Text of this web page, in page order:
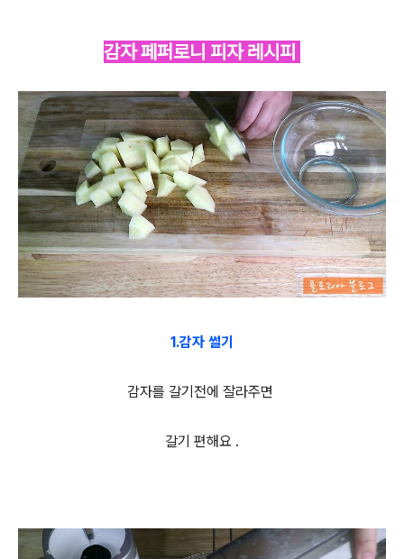
감자 페퍼로니 피자 레시피
1.감자 썰기
감자를 갈기전에 잘라주면
갈기 편해요 .